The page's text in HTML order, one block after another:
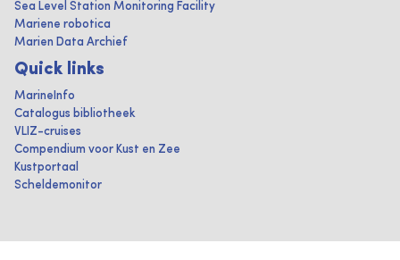
Sea Level Station Monitoring Facility
Mariene robotica
Marien Data Archief
Quick links
MarineInfo
Catalogus bibliotheek
VLIZ-cruises
Compendium voor Kust en Zee
Kustportaal
Scheldemonitor